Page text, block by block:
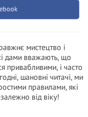
мистецтво і
дами вважають, що
привабливими, і часто
шановні читачі, ми
правилами, які
від віку!